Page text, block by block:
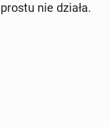
nie działa.